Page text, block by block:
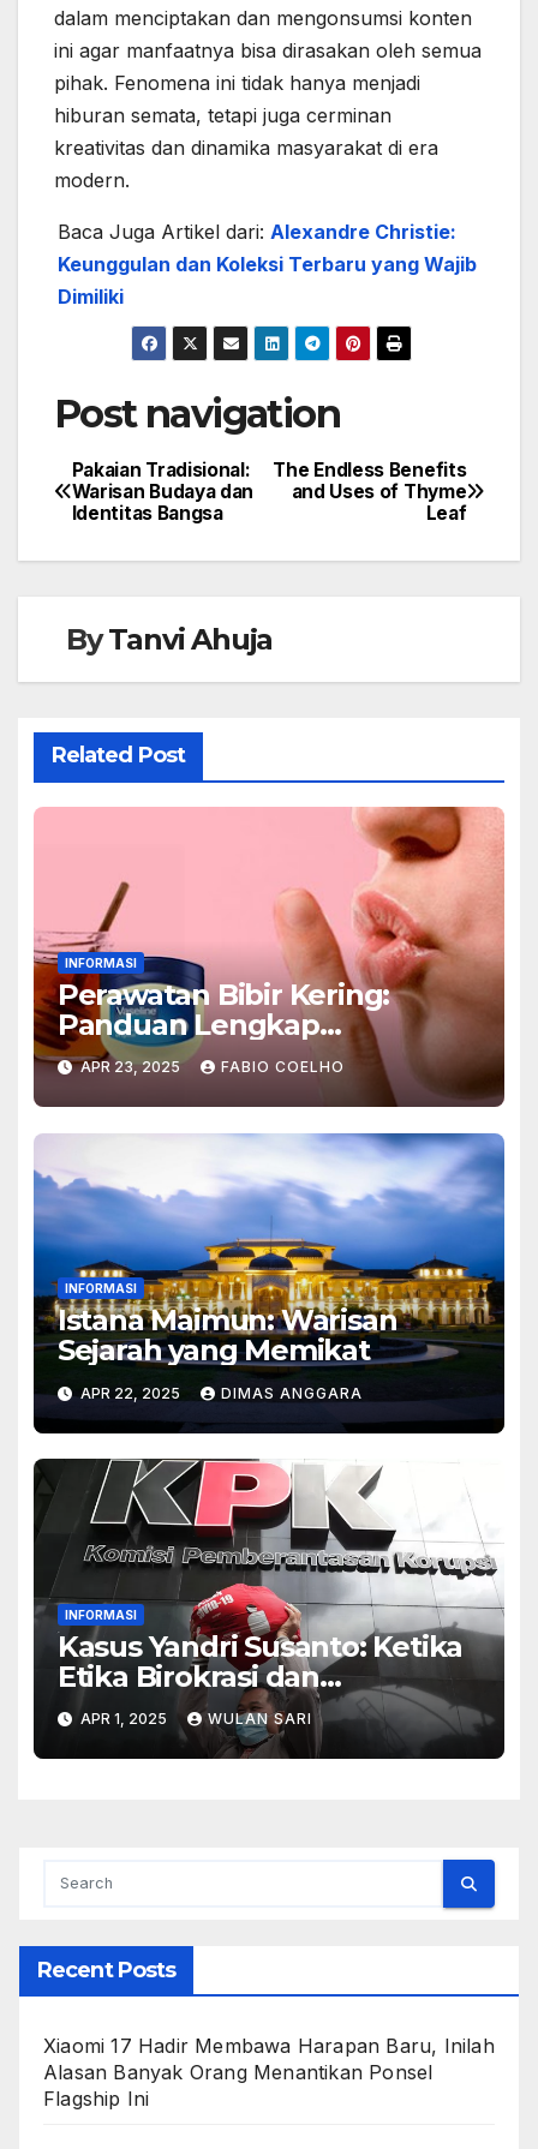
dalam menciptakan dan mengonsumsi konten
ini agar manfaatnya bisa dirasakan oleh semua
pihak. Fenomena ini tidak hanya menjadi
hiburan semata, tetapi juga cerminan
kreativitas dan dinamika masyarakat di era
modern.
Baca Juga Artikel dari:Alexandre Christie:
Keunggulan dan Koleksi Terbaru yang Wajib
Dimiliki
Post navigation
The Endless Benefits
and Uses of Thyme
Leaf
Pakaian Tradisional:
Warisan Budaya dan
Identitas Bangsa
ByTanvi Ahuja
Related Post
INFORMASI
Perawatan Bibir Kering:
Panduan Lengkap
Berdasarkan Pengalaman
Pribadi
APR 23, 2025 FABIO COELHO
INFORMASI
Istana Maimun: Warisan
Sejarah yang Memikat
APR 22, 2025 DIMAS ANGGARA
INFORMASI
Kasus Yandri Susanto: Ketika
Etika Birokrasi dan
Kepentingan Pribadi
Bertabrakan
APR 1, 2025 WULAN SARI
Recent Posts
Xiaomi 17 Hadir Membawa Harapan Baru, Inilah
Alasan Banyak Orang Menantikan Ponsel
Flagship Ini